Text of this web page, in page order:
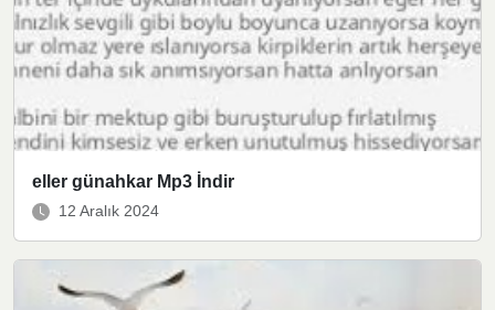
eller günahkar Mp3 İndir
12 Aralık 2024